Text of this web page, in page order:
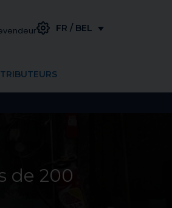
FR / BEL
de 200